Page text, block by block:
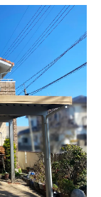
印象を与え
持つ温もり
木目調エク
す柔らかな
あふれる家